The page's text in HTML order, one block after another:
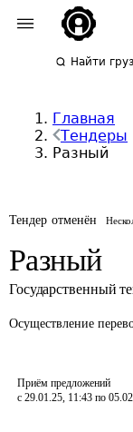
Найти
Главная
Тендеры
Разный
Тендер отменён
Разный
Государственный
Осуществление
Приём предложений
с 29.01.25, 11:43 по